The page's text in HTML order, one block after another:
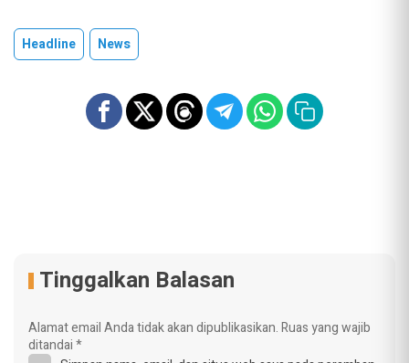
Headline News
Tinggalkan Balasan
Alamat email Anda tidak akan dipublikasikan.Ruas yang wajib
ditandai*